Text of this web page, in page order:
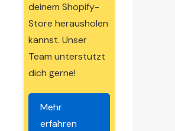
deinem Shopify-
Store herausholen
kannst. Unser
Team unterstützt
dich gerne!
Mehr
erfahren